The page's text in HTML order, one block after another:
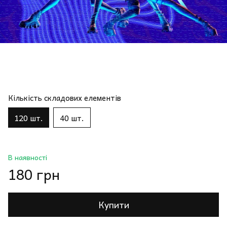
Кількість складових елементів
120 шт. 40 шт.
В наявності
180 грн
Купити